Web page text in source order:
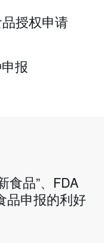
授权申请
报
食品”、FDA
品申报的利好